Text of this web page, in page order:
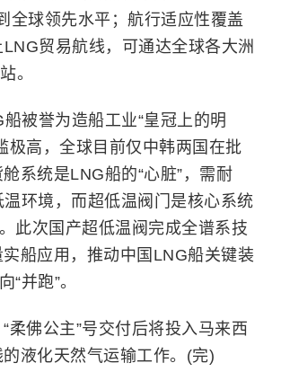
全球领先水平；航行适应性覆盖
贸易航线，可通达全球各大洲
。
誉为造船工业“皇冠上的明
极高，全球目前仅中韩两国在批
系统是LNG船的“心脏”，需耐
环境，而超低温阀门是核心系统
此次国产超低温阀完成全谱系技
船应用，推动中国LNG船关键装
“并跑”。
佛公主”号交付后将投入马来西
液化天然气运输工作。(完)